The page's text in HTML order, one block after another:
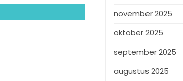
november 2025
oktober 2025
september 2025
augustus 2025